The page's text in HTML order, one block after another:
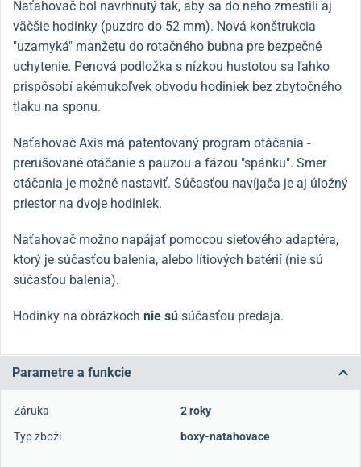
Naťahovač bol navrhnutý tak, aby sa do neho zmestili aj
väčšie hodinky (puzdro do 52 mm). Nová konštrukcia
"uzamyká" manžetu do rotačného bubna pre bezpečné
uchytenie. Penová podložka s nízkou hustotou sa ľahko
prispôsobí akémukoľvek obvodu hodiniek bez zbytočného
tlaku na sponu.
Naťahovač Axis má patentovaný program otáčania -
prerušované otáčanie s pauzou a fázou "spánku". Smer
otáčania je možné nastaviť. Súčasťou navíjača je aj úložný
priestor na dvoje hodiniek.
Naťahovač možno napájať pomocou sieťového adaptéra,
ktorý je súčasťou balenia, alebo lítiových batérií (nie sú
súčasťou balenia).
Hodinky na obrázkoch nie sú súčasťou predaja.
Parametre a funkcie
Záruka
2 roky
Typ zboží
boxy-natahovace